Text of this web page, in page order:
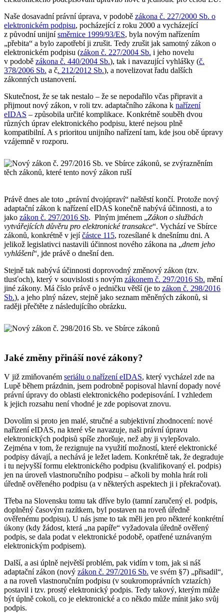
Naše dosavadní právní úprava, v podobě zákona č. 227/2000 Sb. o
elektronickém podpisu, pocházející z roku 2000 a vycházející
z původní unijnísměrnice 1999/93/ES, byla novým nařízením
„přebita“ a bylo zapotřebí ji zrušit. Tedy zrušit jak samotný zákon o
elektronickém podpisu (zákon č. 227/2004 Sb. i jeho novelu
v podobě zákona č. 440/2004 Sb.), tak i navazující vyhlášky (č.
378/2006 Sb. a č. 212/2012 Sb.), a novelizovat řadu dalších
zákonných ustanovení.
Skutečnost, že se tak nestalo – že se nepodařilo včas připravit a
přijmout nový zákon, v roli tzv. adaptačního zákona k nařízení
eIDAS – způsobila určité komplikace. Konkrétně souběh dvou
různých úprav elektronického podpisu, které nejsou plně
kompatibilní. A s prioritou unijního nařízení tam, kde jsou obě úpravy
vzájemně v rozporu.
Právě dnes ale toto „právní dvojúpraví“ naštěstí končí. Protože nový
adaptační zákon k nařízení eIDAS konečně nabývá účinnosti, a to
jako zákon č. 297/2016 Sb. Plným jménem „Zákon o službách
vytvářejících důvěru pro elektronické transakce“. Vychází ve Sbírce
zákonů, konkrétně v jejíčástce 115, rozesílané k dnešnímu dni. A
jelikož legislativci nastavili účinnost nového zákona na „dnem jeho
vyhlášení“, jde právě o dnešní den.
Stejně tak nabývá účinnosti doprovodný změnový zákon (tzv.
tlusťoch), který v souvislosti s novým zákonem č. 297/2016 Sb. mění
jiné zákony. Má číslo právě o jedničku větší (je to zákon č. 298/2016
Sb.), a jeho plný název, stejně jako seznam měněných zákonů, si
raději přečtěte z následujícího obrázku.
Jaké změny přináší nové zákony?
V již zmiňovaném seriálu o nařízení eIDAS, který vycházel zde na
Lupě během prázdnin, jsem podrobně popisoval hlavní dopady nové
právní úpravy do oblasti elektronického podepisování. I vzhledem
k jejich rozsahu není vhodné je zde popisovat znovu.
Dovolím si proto jen malé, stručné a subjektivní zhodnocení: nové
nařízení eIDAS, na které vše navazuje, naši právní úpravu
elektronických podpisů spíše zhoršuje, než aby ji vylepšovalo.
Zejména v tom, že rezignuje na využití možností, které elektronické
podpisy dávají, a nechává je ležet ladem. Konkrétně tak, že degraduje
i tu nejvyšší formu elektronického podpisu (kvalifikovaný el. podpis)
jen na úroveň vlastnoručního podpisu – ačkoli by mohla hrát roli
úředně ověřeného podpisu (a v některých aspektech ji i překračovat).
Třeba na Slovensku tomu tak dříve bylo (tamní zaručený el. podpis,
doplněný časovým razítkem, byl postaven na roveň úředně
ověřenému podpisu). U nás jsme to tak měli jen pro některé konkrétní
úkony (kdy žádost, která „na papíře“ vyžadovala úředně ověřený
podpis, se dala podat v elektronické podobě, opatřené uznávaným
elektronickým podpisem).
Další, a asi úplně největší problém, pak vidím v tom, jak si náš
adaptační zákon (nový zákon č. 297/2016 Sb. ve svém §7) „přisadil“,
a na roveň vlastnoručním podpisu (v soukromoprávních vztazích)
postavil i tzv. prostý elektronický podpis. Tedy takový, kterým může
být úplně cokoli, co je elektronické a co někdo může mínit jako svůj
podpis.